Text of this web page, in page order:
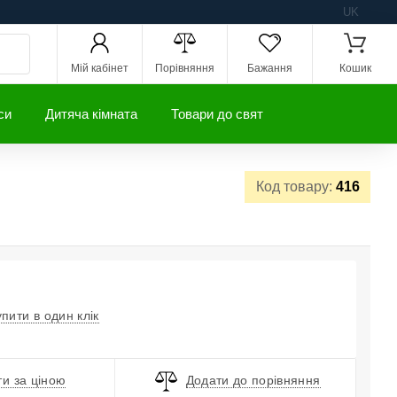
UK
Мій кабінет Порівняння Бажання Кошик
Дитяча кімната Товари до свят
Код товару: 416
в один клік
за ціною Додати до порівняння